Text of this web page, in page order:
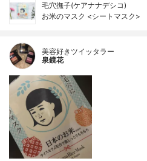
毛穴撫子(ケアナナデシコ)
お米のマスク <シートマスク>
美容好きツイッタラー
泉鏡花